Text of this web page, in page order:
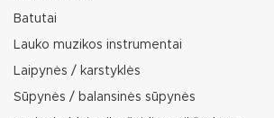
Batutai
Lauko muzikos instrumentai
Laipynės / karstyklės
Sūpynės / balansinės sūpynės